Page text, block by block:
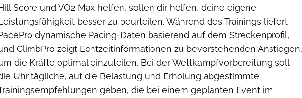
Score und VO2 Max helfen, sollen dir helfen, deine eigene
besser zu beurteilen. Während des Trainings liefert
dynamische Pacing-Daten basierend auf dem Streckenprofil,
ClimbPro zeigt Echtzeitinformationen zu bevorstehenden Anstiegen,
die Kräfte optimal einzuteilen. Bei der Wettkampfvorbereitung soll
Uhr tägliche, auf die Belastung und Erholung abgestimmte
geben, die bei einem geplanten Event im